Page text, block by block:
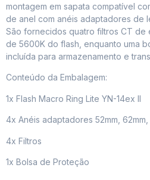
montagem em sapata compatível
de anel com anéis adaptadores de
São fornecidos quatro filtros CT de
de 5600K do flash, enquanto uma
incluída para armazenamento e
Conteúdo da Embalagem:
1x Flash Macro Ring Lite YN-14ex II
4x Anéis adaptadores 52mm, 62mm,
4x Filtros
1x Bolsa de Proteção